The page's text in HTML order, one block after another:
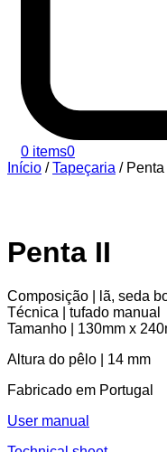
0 items0
Início /Tapeçaria / Penta II
Penta II
Composição | lã, seda
Técnica | tufado manual
Tamanho | 130mm x
Altura do pêlo | 14 mm
Fabricado em Portugal
User manual